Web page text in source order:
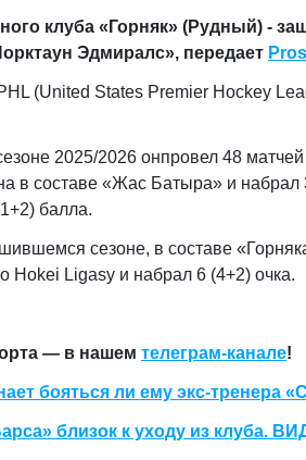
клуба «Горняк» (Рудный) -
Эдмиралс», передает
(United States Premier Hockey
2025/2026 онпровел 48
в составе «Жас Батыра» и набрал
балла.
сезоне, в составе
Hokei Ligasy и набрал 6 (4+2) очка.
— в нашем телеграм-канале!
бояться ли ему экс-тренера
близок к уходу из клуба.